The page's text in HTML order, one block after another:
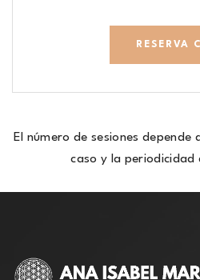
RESERVA
El número de sesiones
caso y la periodicidad